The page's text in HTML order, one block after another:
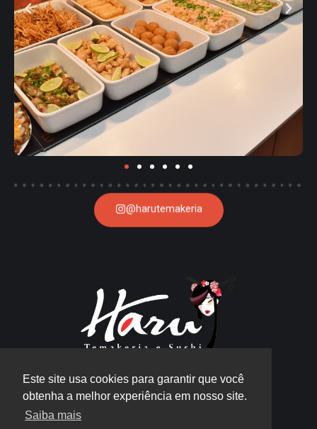
Este site usa cookies para garantir que você
obtenha a melhor experiência em nosso site.
Saiba mais
@harutemakeria
01- Shopping Parque Balneário